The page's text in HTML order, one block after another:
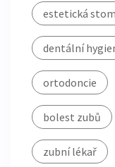
estetická
dentální
ortodoncie
bolest zubů
zubní lékař